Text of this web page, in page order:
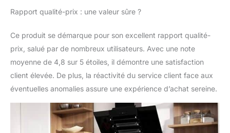
MDF de haute qualité,
particules, hévéa
massif et bois de pin,
cet îlot de cuisine sur
roulettes est stable et
utilisation quotidienne
dans votre cuisine. Les
tiroirs sont dotés de
glissières en métal lisse
Rapport qualité-prix : une valeur sûre ?
Ce produit se démarque pour son excellent rapport qualité-
prix, salué par de nombreux utilisateurs. Avec une note
moyenne de 4,8 sur 5 étoiles, il démontre une satisfaction
client élevée. De plus, la réactivité du service client face aux
éventuelles anomalies assure une expérience d’achat sereine.